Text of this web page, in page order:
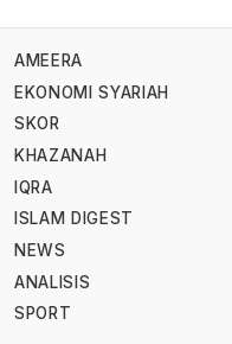
AMEERA
EKONOMI SYARIAH
SKOR
KHAZANAH
IQRA
ISLAM DIGEST
NEWS
ANALISIS
SPORT